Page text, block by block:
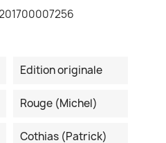
Edition originale
Rouge (Michel)
Cothias (Patrick)